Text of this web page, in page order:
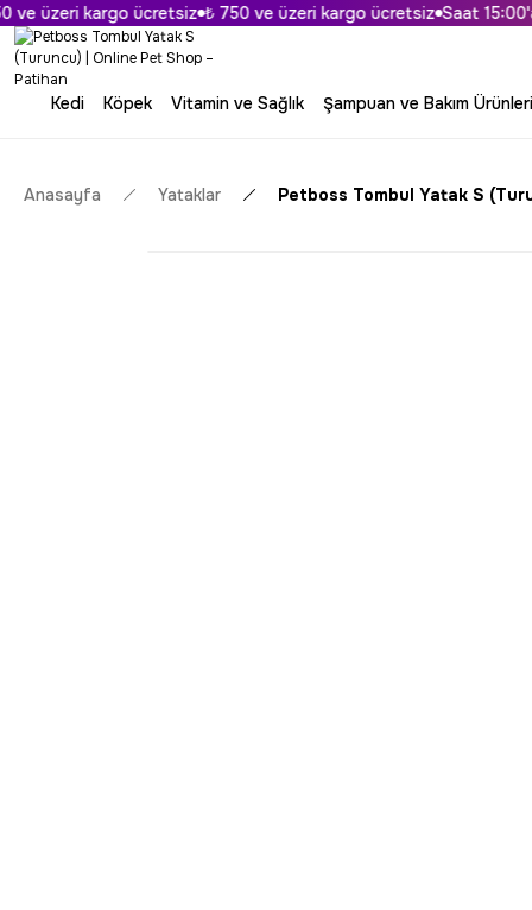
üzeri kargo ücretsiz ₺ 750 ve üzeri kargo ücretsiz Saat 15:00'a
Kedi Köpek Vitamin ve Sağlık Şampuan ve Bakım Ürünleri
Anasayfa Yataklar Petboss Tombul Yatak S